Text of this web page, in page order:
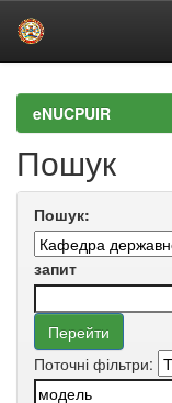
navigationeNUCPUIR
Пошук
Пошук:
запит
Поточні фільтри: